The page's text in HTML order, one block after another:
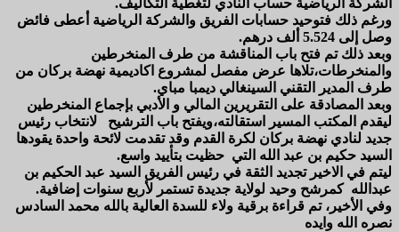
الشركة الرياضية حساب النادي لتغطية التكاليف.
ورغم ذلك فتوحيد حسابات الفريق والشركة الرياضية أعطى فائض
وصل إلى 5.524 ألف درهم.
وبعد ذلك تم فتح باب المناقشة من طرف المنخرطين
والمنخرطات،تلاها عرض مفصل لمشروع اكاديمية نهضة بركان من
طرف المدير التقني السينغالي ديمبا مباي.
وبعد المصادقة على التقريرين المالي و الأدبي بإجماع المنخرطين
ليقدم المكتب المسير استقالته،ويفتح باب الترشيح لانتخاب رئيس
جديد لنادي نهضة بركان لكرة القدم وقد تقدمت لائحة واحدة يقودها
السيد حكيم بن عبد الله التي حظيت بتأييد واسع.
ليتم في الاخير تجديد الثقة في رئيس الفريق السيد عبد الحكيم بن
عبدالله كمرشح وحيد لولاية جديدة تستمر لأربع سنوات إضافية.
وفي الأخير، تم قراءة برقية ولاء للسدة العالية بالله محمد السادس
نصره الله وايده